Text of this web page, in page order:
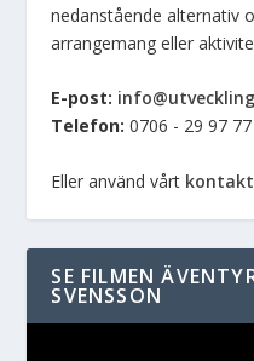
nedanstående alternativ
arrangemang eller
E-post:
Telefon: 0706 - 29 97 77
Eller använd vårt
SE FILMEN
SVENSSON